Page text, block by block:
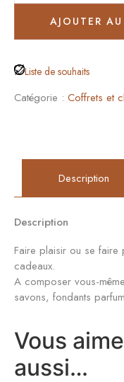
AJOUTER
Liste de souhaits
Catégorie : Coffrets et
Description
Description
Faire plaisir ou se faire
cadeaux.
A composer vous-
savons, fondants
Vous
aussi…